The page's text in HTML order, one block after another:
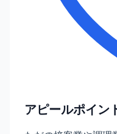
アピールポイン